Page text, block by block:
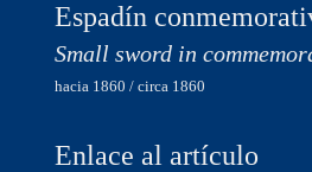
Espadín
Small sword in
hacia 1860 / circa 1860
Enlace al artículo